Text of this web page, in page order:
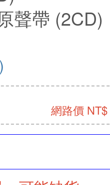
聲帶 (2CD)
)
網路價 NT$